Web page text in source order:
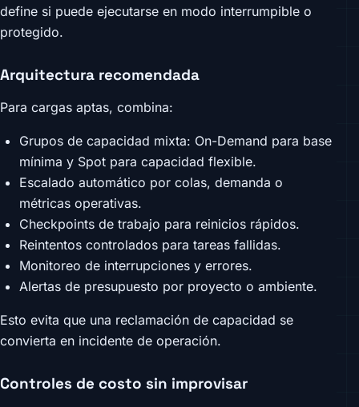
define si puede ejecutarse en modo interrumpible o
protegido.
Arquitectura recomendada
Para cargas aptas, combina:
Grupos de capacidad mixta: On-Demand para base
mínima y Spot para capacidad flexible.
Escalado automático por colas, demanda o
métricas operativas.
Checkpoints de trabajo para reinicios rápidos.
Reintentos controlados para tareas fallidas.
Monitoreo de interrupciones y errores.
Alertas de presupuesto por proyecto o ambiente.
Esto evita que una reclamación de capacidad se
convierta en incidente de operación.
Controles de costo sin improvisar